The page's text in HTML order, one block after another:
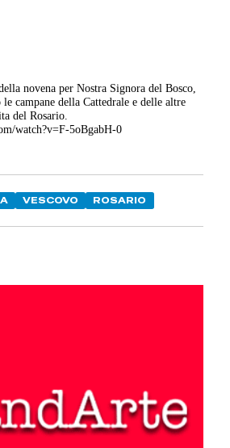
novena per Nostra Signora del Bosco,
campane della Cattedrale e delle altre
del Rosario.
watch?v=F-5oBgabH-0
VESCOVO ROSARIO